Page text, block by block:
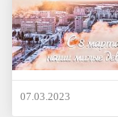
07.03.2023